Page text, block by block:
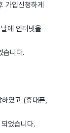
가입신청하게
에 인터넷을
습니다.
였고 (휴대폰,
었습니다.